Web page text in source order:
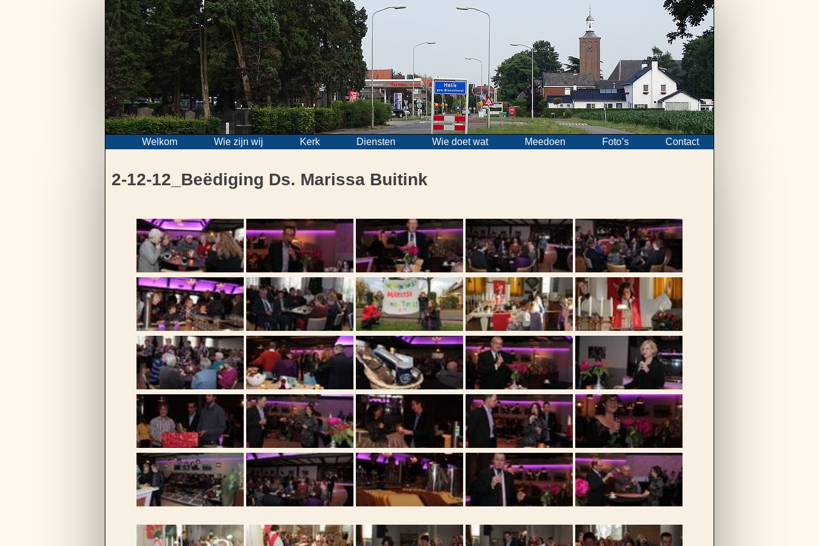
Skip
to
content
Welkom Wie zijn wij Kerk Diensten Wie doet wat Meedoen Foto’s Contact
2-12-12_Beëdiging Ds. Marissa Buitink
Bericht
navigatie